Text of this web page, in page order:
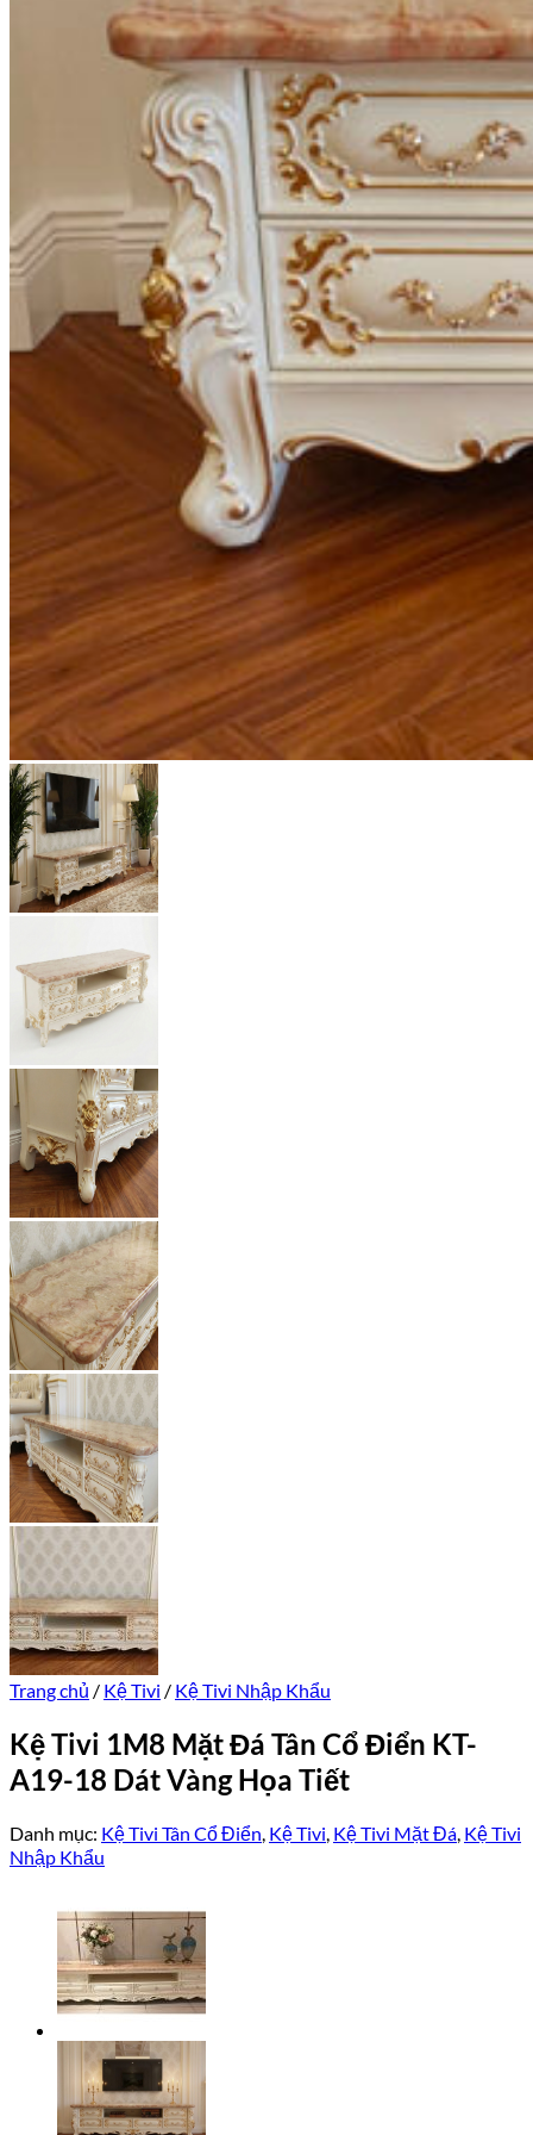
Trang chủ / Kệ Tivi / Kệ Tivi Nhập Khẩu
Kệ Tivi 1M8 Mặt Đá Tân Cổ Điển KT-
A19-18 Dát Vàng Họa Tiết
Danh mục: Kệ Tivi Tân Cổ Điển, Kệ Tivi, Kệ Tivi Mặt Đá, Kệ Tivi
Nhập Khẩu